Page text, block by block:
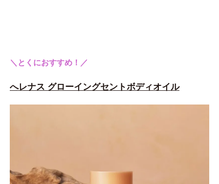
＼とくにおすすめ！／
へレナス グローイングセントボディオイル